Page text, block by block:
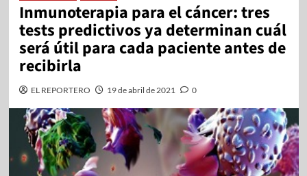
Inmunoterapia para el cáncer: tres
tests predictivos ya determinan cuál
será útil para cada paciente antes de
recibirla
EL REPORTERO 19 de abril de 2021 0